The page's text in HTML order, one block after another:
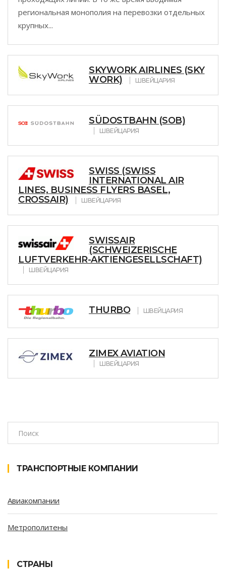
региональная монополия на перевозки отдельных
крупных...
SKYWORK AIRLINES (SKY
WORK)
ШВЕЙЦАРИЯ
SÜDOSTBAHN (SOB)
ШВЕЙЦАРИЯ
SWISS (SWISS
INTERNATIONAL AIR
LINES, BUSINESS FLYERS BASEL,
CROSSAIR)
ШВЕЙЦАРИЯ
SWISSAIR
(SCHWEIZERISCHE
LUFTVERKEHR-AKTIENGESELLSCHAFT)
ШВЕЙЦАРИЯ
THURBO ШВЕЙЦАРИЯ
ZIMEX AVIATION
ШВЕЙЦАРИЯ
ТРАНСПОРТНЫЕ КОМПАНИИ
Авиакомпании
Метрополитены
СТРАНЫ